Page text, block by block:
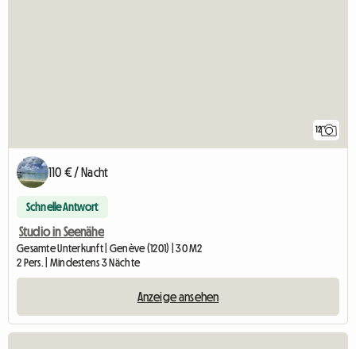
12
110 € / Nacht
Schnelle Antwort
Studio in Seenähe
Gesamte Unterkunft | Genève (1201) | 30 M2
2 Pers. | Mindestens 3 Nächte
Anzeige ansehen